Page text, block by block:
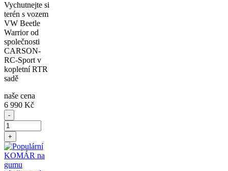
Vychutnejte si
terén s vozem
VW Beetle
Warrior od
společnosti
CARSON-
RC-Sport v
kopletní RTR
sadě
naše cena
6 990 Kč
-
+